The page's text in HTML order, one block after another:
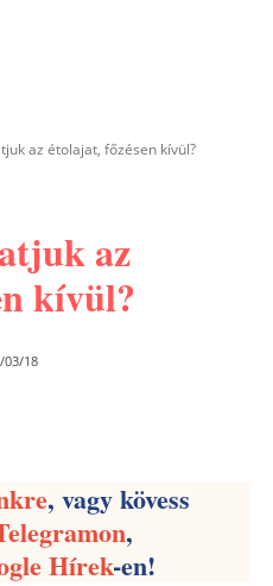
az étolajat, főzésen kívül?
az
kívül?
03/18
, vagy kövess
,
Hírek-en!